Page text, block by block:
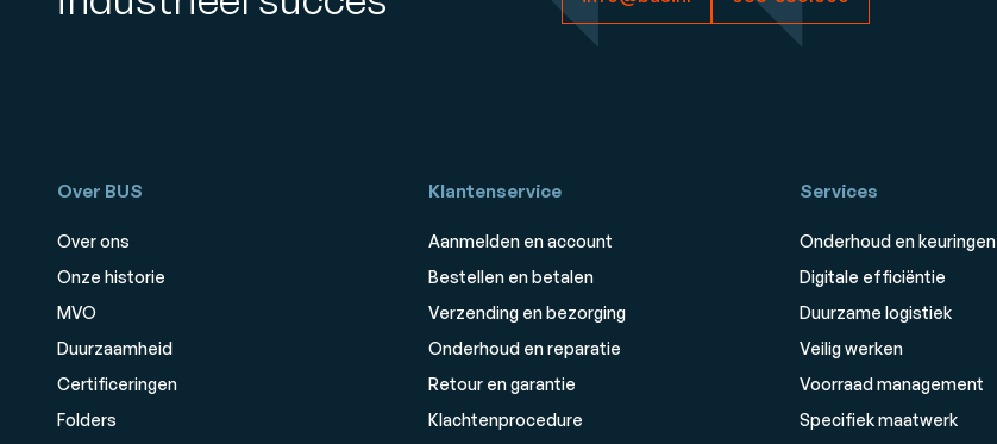
Over BUS
Over ons
Onze historie
MVO
Duurzaamheid
Certificeringen
Folders
Klantenservice
Aanmelden en account
Bestellen en betalen
Verzending en bezorging
Onderhoud en reparatie
Retour en garantie
Klachtenprocedure
Services
Onderhoud en keuringen
Digitale efficiëntie
Duurzame logistiek
Veilig werken
Voorraad management
Specifiek maatwerk